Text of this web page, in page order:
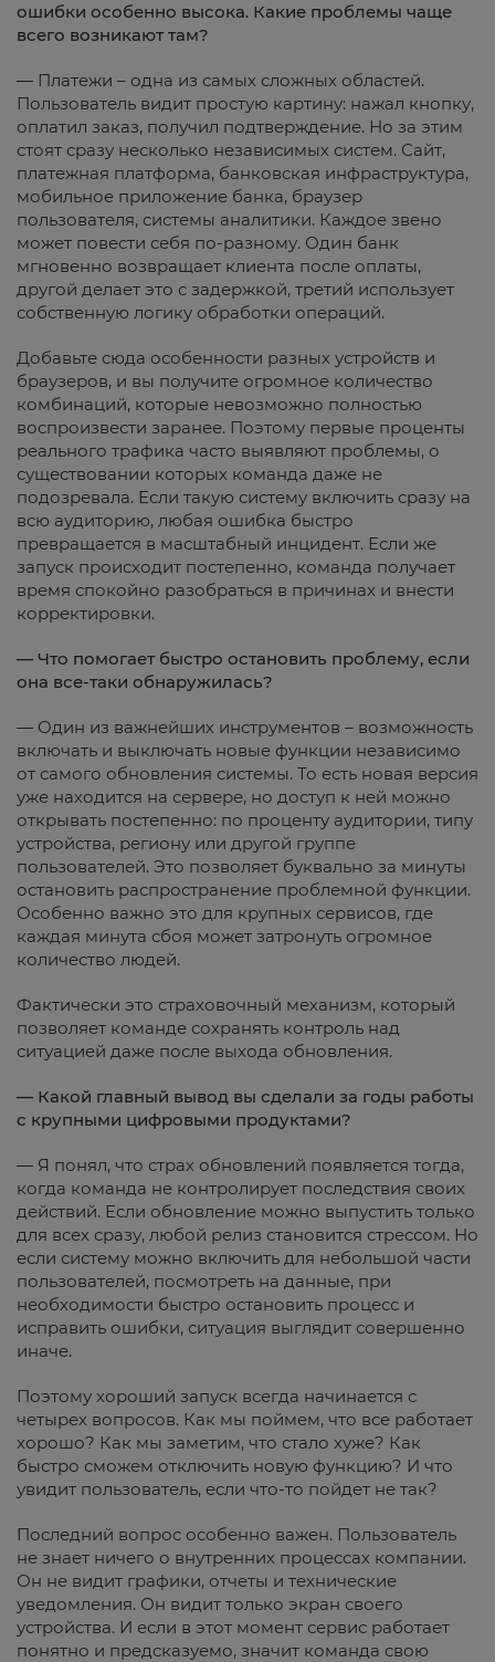
ошибки особенно высока. Какие проблемы чаще
всего возникают там?
— Платежи – одна из самых сложных областей.
Пользователь видит простую картину: нажал кнопку,
оплатил заказ, получил подтверждение. Но за этим
стоят сразу несколько независимых систем. Сайт,
платежная платформа, банковская инфраструктура,
мобильное приложение банка, браузер
пользователя, системы аналитики. Каждое звено
может повести себя по-разному. Один банк
мгновенно возвращает клиента после оплаты,
другой делает это с задержкой, третий использует
собственную логику обработки операций.
Добавьте сюда особенности разных устройств и
браузеров, и вы получите огромное количество
комбинаций, которые невозможно полностью
воспроизвести заранее. Поэтому первые проценты
реального трафика часто выявляют проблемы, о
существовании которых команда даже не
подозревала. Если такую систему включить сразу на
всю аудиторию, любая ошибка быстро
превращается в масштабный инцидент. Если же
запуск происходит постепенно, команда получает
время спокойно разобраться в причинах и внести
корректировки.
— Что помогает быстро остановить проблему, если
она все-таки обнаружилась?
— Один из важнейших инструментов – возможность
включать и выключать новые функции независимо
от самого обновления системы. То есть новая версия
уже находится на сервере, но доступ к ней можно
открывать постепенно: по проценту аудитории, типу
устройства, региону или другой группе
пользователей. Это позволяет буквально за минуты
остановить распространение проблемной функции.
Особенно важно это для крупных сервисов, где
каждая минута сбоя может затронуть огромное
количество людей.
Фактически это страховочный механизм, который
позволяет команде сохранять контроль над
ситуацией даже после выхода обновления.
— Какой главный вывод вы сделали за годы работы
с крупными цифровыми продуктами?
— Я понял, что страх обновлений появляется тогда,
когда команда не контролирует последствия своих
действий. Если обновление можно выпустить только
для всех сразу, любой релиз становится стрессом. Но
если систему можно включить для небольшой части
пользователей, посмотреть на данные, при
необходимости быстро остановить процесс и
исправить ошибки, ситуация выглядит совершенно
иначе.
Поэтому хороший запуск всегда начинается с
четырех вопросов. Как мы поймем, что все работает
хорошо? Как мы заметим, что стало хуже? Как
быстро сможем отключить новую функцию? И что
увидит пользователь, если что-то пойдет не так?
Последний вопрос особенно важен. Пользователь
не знает ничего о внутренних процессах компании.
Он не видит графики, отчеты и технические
уведомления. Он видит только экран своего
устройства. И если в этот момент сервис работает
понятно и предсказуемо, значит команда свою